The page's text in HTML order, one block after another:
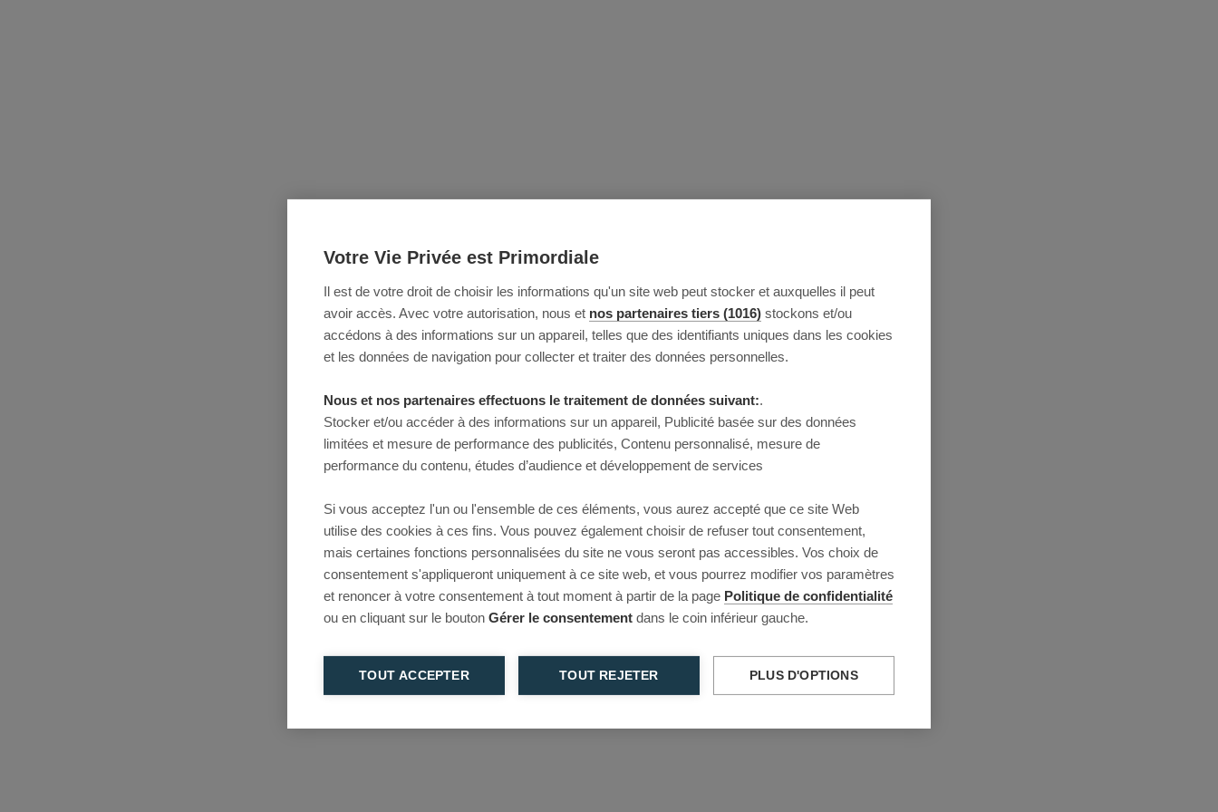
Votre Vie Privée est Primordiale
Il est de votre droit de choisir les informations qu'un site web peut stocker et auxquelles il peut
avoir accès. Avec votre autorisation, nous et nos partenaires tiers (1016) stockons et/ou
accédons à des informations sur un appareil, telles que des identifiants uniques dans les cookies
et les données de navigation pour collecter et traiter des données personnelles.
Nous et nos partenaires effectuons le traitement de données suivant:.
Stocker et/ou accéder à des informations sur un appareil, Publicité basée sur des données
limitées et mesure de performance des publicités, Contenu personnalisé, mesure de
performance du contenu, études d’audience et développement de services
Si vous acceptez l'un ou l'ensemble de ces éléments, vous aurez accepté que ce site Web
utilise des cookies à ces fins. Vous pouvez également choisir de refuser tout consentement,
mais certaines fonctions personnalisées du site ne vous seront pas accessibles. Vos choix de
consentement s'appliqueront uniquement à ce site web, et vous pourrez modifier vos paramètres
et renoncer à votre consentement à tout moment à partir de la page Politique de confidentialité
ou en cliquant sur le bouton Gérer le consentement dans le coin inférieur gauche.
TOUT ACCEPTER TOUT REJETER PLUS D'OPTIONS
This page couldn’t load
Reload to try again, or go back.
Reload Back